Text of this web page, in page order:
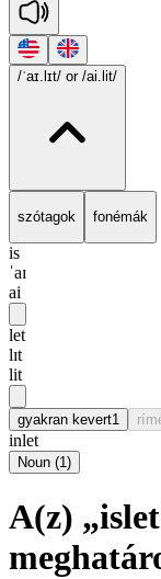
/ˈaɪ.lɪt/ or /ai.lit/
szótagok fonémák
is
ˈaɪ
ai
let
lɪt
lit
gyakran kevert1
inlet
Noun (1)
A(z)